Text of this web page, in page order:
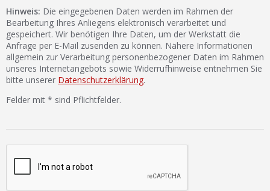
Hinweis: Die eingegebenen Daten werden im Rahmen der
Bearbeitung Ihres Anliegens elektronisch verarbeitet und
gespeichert. Wir benötigen Ihre Daten, um der Werkstatt die
Anfrage per E-Mail zusenden zu können. Nähere Informationen
allgemein zur Verarbeitung personenbezogener Daten im Rahmen
unseres Internetangebots sowie Widerrufhinweise entnehmen Sie
bitte unserer Datenschutzerklärung.
Felder mit * sind Pflichtfelder.